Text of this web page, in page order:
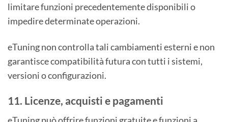
limitare funzioni precedentemente disponibili o
impedire determinate operazioni.
eTuning non controlla tali cambiamenti esterni e non
garantisce compatibilità futura con tutti i sistemi,
versioni o configurazioni.
11. Licenze, acquisti e pagamenti